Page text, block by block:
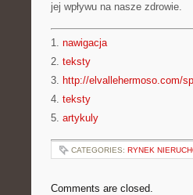
jej wpływu na nasze zdrowie.
1. nawigacja
2. teksty
3. http://elvallehermoso.com/
4. teksty
5. artykuly
CATEGORIES: RYNEK
Comments are closed.